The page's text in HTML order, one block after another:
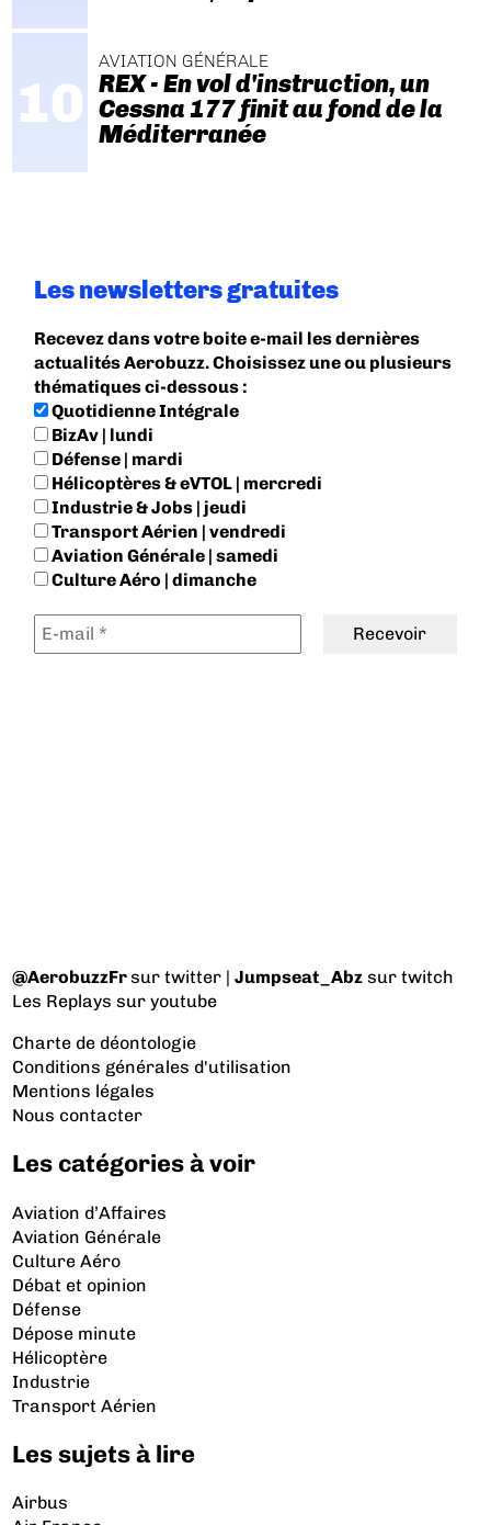
AVIATION GÉNÉRALE
REX - En vol d'instruction, un
Cessna 177 finit au fond de la
Méditerranée
Les newsletters gratuites
Recevez dans votre boite e-mail les dernières
actualités Aerobuzz. Choisissez une ou plusieurs
thématiques ci-dessous :
Quotidienne Intégrale
BizAv | lundi
Défense | mardi
Hélicoptères & eVTOL | mercredi
Industrie & Jobs | jeudi
Transport Aérien | vendredi
Aviation Générale | samedi
Culture Aéro | dimanche
@AerobuzzFrsur twitter |Jumpseat_Abz sur twitch
Les Replays sur youtube
Charte de déontologie
Conditions générales d'utilisation
Mentions légales
Nous contacter
Les catégories à voir
Aviation d’Affaires
Aviation Générale
Culture Aéro
Débat et opinion
Défense
Dépose minute
Hélicoptère
Industrie
Transport Aérien
Les sujets à lire
Airbus